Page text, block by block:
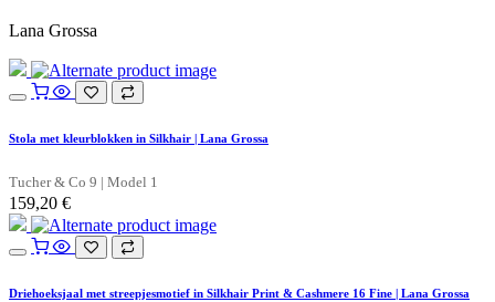
Lana Grossa
Stola met kleurblokken in Silkhair | Lana Grossa
Tucher & Co 9 | Model 1
159,20 €
Driehoeksjaal met streepjesmotief in Silkhair Print & Cashmere 16 Fine | Lana Grossa